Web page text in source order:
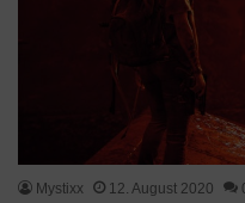
Mystixx 12. August 2020